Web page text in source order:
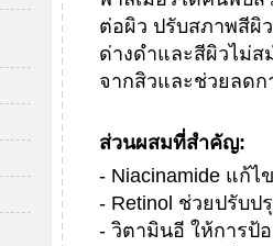
ต่อผิว ปรับสภาพสีผิ
ด่างดำและสีผิวไม่
จากสิวและช่วยลดก
ส่วนผสมที่สำคัญ:
- Niacinamide แก้
- Retinol ช่วยปรับป
- วิตามินอี ให้การป้